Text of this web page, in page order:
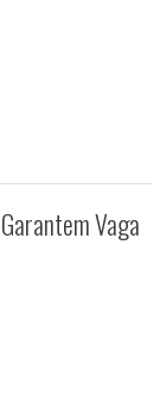
Vaga